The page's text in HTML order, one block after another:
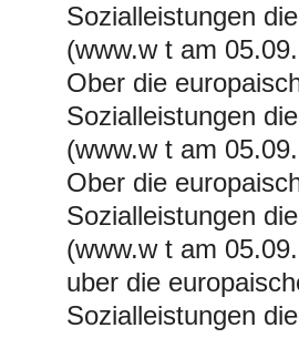
Sozialleistungen
(www.w t am
Ober die
Sozialleistungen
(www.w t am
Ober die
Sozialleistungen
(www.w t am
uber die
Sozialleistungen